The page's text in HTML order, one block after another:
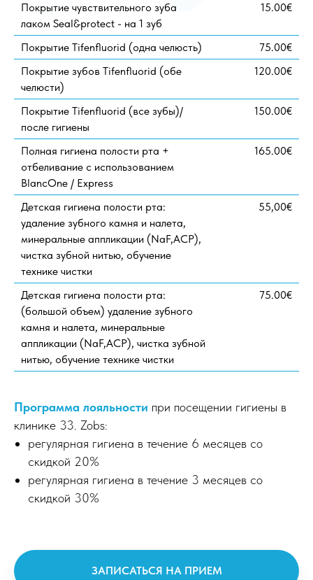
Покрытие чувствительного зуба
лаком Seal&protect - на 1 зуб
15.00€
Покрытие Tifenfluorid (одна челюсть)
75.00€
Покрытие зубов Tifenfluorid (обе
челюсти)
120.00€
Покрытие Tifenfluorid (все зубы)/
после гигиены
150.00€
Полная гигиена полости рта +
отбеливание с использованием
BlancOne / Express
165.00€
Детская гигиена полости рта:
удаление зубного камня и налета,
минеральные аппликации (NaF,ACP),
чистка зубной нитью, обучение
технике чистки
55,00€
Детская гигиена полости рта:
(большой объем) удаление зубного
камня и налета, минеральные
аппликации (NaF,ACP), чистка зубной
нитью, обучение технике чистки
75.00€
Программа лояльности при посещении гигиены в
клинике 33. Zobs:
регулярная гигиена в течение 6 месяцев со
скидкой 20%
регулярная гигиена в течение 3 месяцев со
скидкой 30%
ЗАПИСАТЬСЯ НА ПРИЕМ